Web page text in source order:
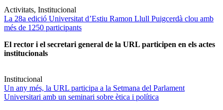
Activitats, Institucional
La 28a edició Universitat d’Estiu Ramon Llull Puigcerdà clou amb
més de 1250 participants
El rector i el secretari general de la URL participen en els actes
institucionals
Institucional
Un any més, la URL participa a la Setmana del Parlament
Universitari amb un seminari sobre ètica i política